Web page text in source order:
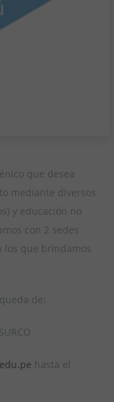
que desea
mediante diversos
y educación no
con 2 sedes
los que brindamos
de:
hasta el